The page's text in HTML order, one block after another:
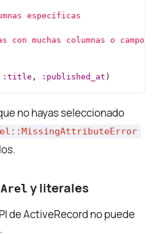
:title , :published_at
no hayas seleccionado
Arel y literales
de ActiveRecord no puede